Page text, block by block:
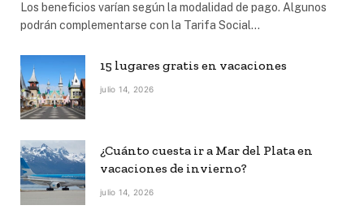
Los beneficios varían según la modalidad de pago. Algunos
podrán complementarse con la Tarifa Social…
15 lugares gratis en vacaciones
julio 14, 2026
¿Cuánto cuesta ir a Mar del Plata en
vacaciones de invierno?
julio 14, 2026